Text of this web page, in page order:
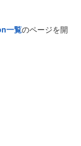
一覧のページを開